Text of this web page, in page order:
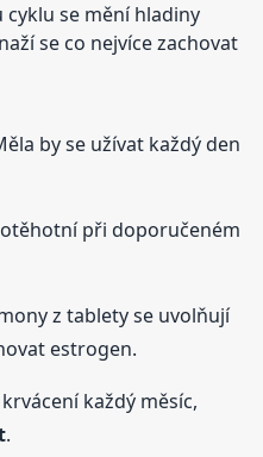
cyklu se mění hladiny
se co nejvíce zachovat
by se užívat každý den
otěhotní při doporučeném
z tablety se uvolňují
estrogen.
každý měsíc,
.